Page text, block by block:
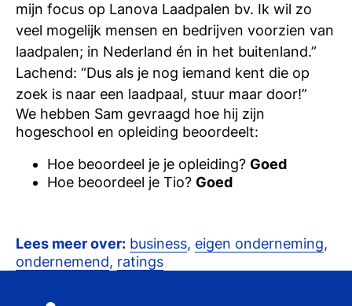
mijn focus op Lanova Laadpalen bv. Ik wil zo
veel mogelijk mensen en bedrijven voorzien van
laadpalen; in Nederland én in het buitenland.”
Lachend: “Dus als je nog iemand kent die op
zoek is naar een laadpaal, stuur maar door!”
We hebben Sam gevraagd hoe hij zijn
hogeschool en opleiding beoordeelt:
Hoe beoordeel je je opleiding? Goed
Hoe beoordeel je Tio? Goed
Lees meer over: business, eigen onderneming,
ondernemend, ratings